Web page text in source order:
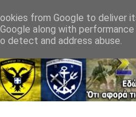
from Google to deliver
along with
detect and address abuse.